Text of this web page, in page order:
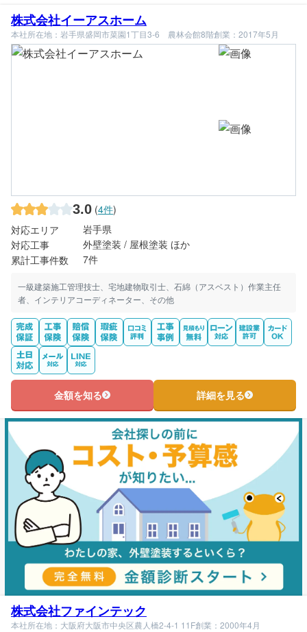
株式会社イーアスホーム
本社所在地：岩手県盛岡市菜園1丁目3-6 農林会館8階創業：2017年5月
3.0 (4件)
対応エリア
岩手県
対応工事
外壁塗装 / 屋根塗装 ほか
累計工事件数
7件
一級建築施工管理技士、宅地建物取引士、石綿（アスベスト）作業主任
者、インテリアコーディネーター、その他
金額を知る 詳細を見る
株式会社ファインテック
本社所在地：大阪府大阪市中央区農人橋2-4-1 11F創業：2000年4月